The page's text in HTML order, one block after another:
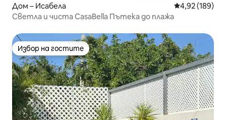
Дом – Исабела Средна
4,92 (189)
Светла и чиста CasaBella Пътека до плажа
Избор на гостите
Избор на гостите